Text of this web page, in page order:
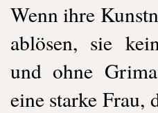
Wenn ihre
ablösen, sie
und ohne
eine starke Frau,